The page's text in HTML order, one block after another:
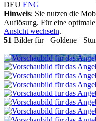
DEU ENG
Hinweis: Sie nutzen die
Auflösung. Für eine
Ansicht wechseln.
51 Bilder für +Goldene